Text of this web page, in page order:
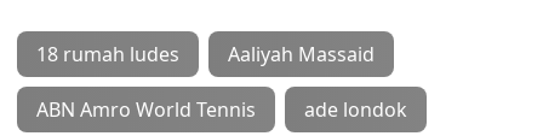
18 rumah ludes Aaliyah Massaid
ABN Amro World Tennis ade londok